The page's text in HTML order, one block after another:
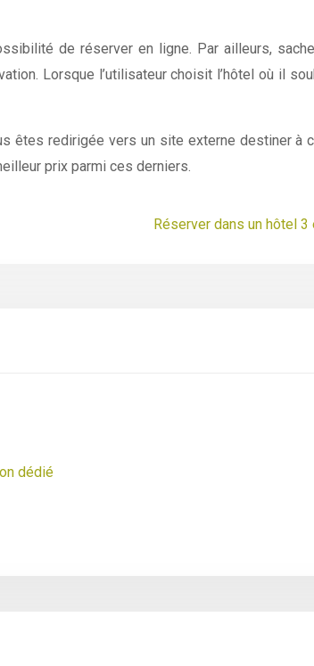
de réserver en ligne. Par ailleurs,
Lorsque l’utilisateur choisit l’hôtel où il
êtes redirigée vers un site externe destiner à
prix parmi ces derniers.
Réserver dans un hôtel
dédié